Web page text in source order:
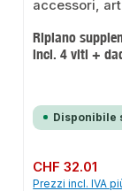
Ripiano
incl. 4 viti +
Disponibile
Prezzo normale:
CHF 32.01
Prezzi incl. IVA